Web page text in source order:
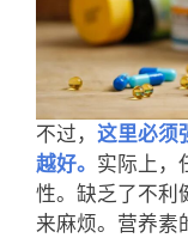
不过， 这里必须
越好。 实际上，
性。缺乏了不利
来麻烦。 营养素